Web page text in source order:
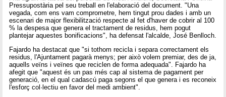
Pressupostària pel seu treball en l'elaboració del document. "Una
vegada, com ens vam comprometre, hem tingut prou dades i amb un
escenari de major flexibilització respecte al fet d'haver de cobrir al 100
% la despesa que genera el tractament de residus, hem pogut
plantejar aquestes bonificacions", ha defensat l'alcalde, José Benlloch.
Fajardo ha destacat que "si tothom recicla i separa correctament els
residus, l'Ajuntament pagarà menys; per això volem premiar, des de ja,
aquells veïns i veïnes que reciclen de forma adequada". Fajardo ha
afegit que "aquest és un pas més cap al sistema de pagament per
generació, en el qual cadascú paga segons el que genera i es reconeix
l'esforç col·lectiu en favor del medi ambient".